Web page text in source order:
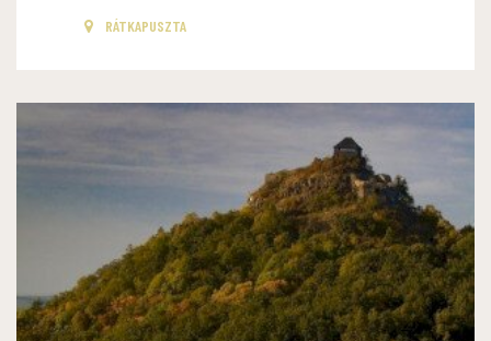
RÁTKAPUSZTA